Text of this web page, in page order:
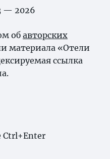
— 2026
об авторских
материала «Отели
ссылка